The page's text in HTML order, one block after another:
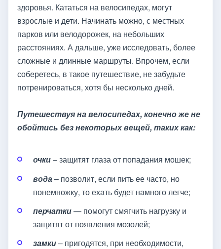
здоровья. Кататься на велосипедах, могут
взрослые и дети. Начинать можно, с местных
парков или велодорожек, на небольших
расстояниях. А дальше, уже исследовать, более
сложные и длинные маршруты. Впрочем, если
соберетесь, в такое путешествие, не забудьте
потренироваться, хотя бы несколько дней.
Путешествуя на велосипедах, конечно же не
обойтись без некоторых вещей, таких как:
очки– защитят глаза от попадания мошек;
вода– позволит, если пить ее часто, но
понемножку, то ехать будет намного легче;
перчатки— помогут смягчить нагрузку и
защитят от появления мозолей;
замки– пригодятся, при необходимости,